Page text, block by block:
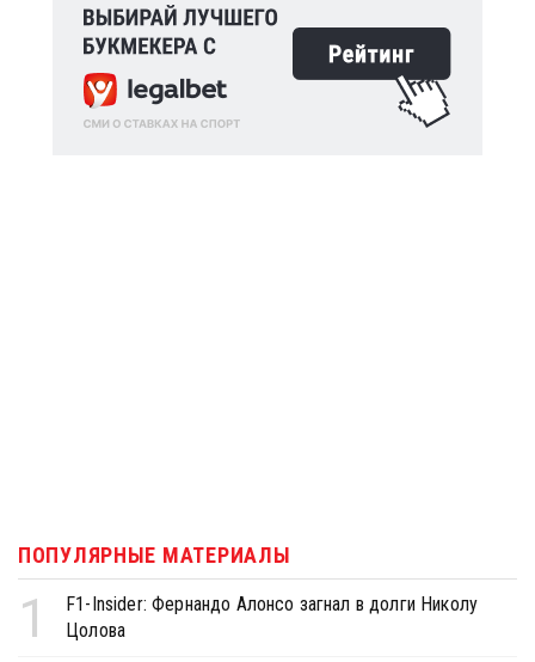
ПОПУЛЯРНЫЕ МАТЕРИАЛЫ
1
F1-Insider: Фернандо Алонсо загнал в долги Николу
Цолова